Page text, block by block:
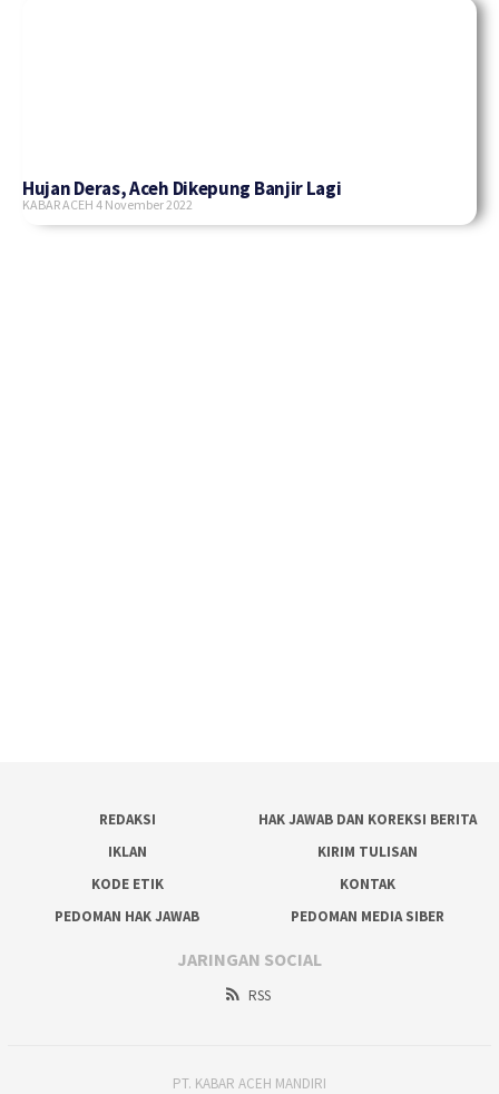
Hujan Deras, Aceh Dikepung Banjir Lagi
KABAR ACEH 4 November 2022
REDAKSI
HAK JAWAB DAN KOREKSI BERITA
IKLAN
KIRIM TULISAN
KODE ETIK
KONTAK
PEDOMAN HAK JAWAB
PEDOMAN MEDIA SIBER
JARINGAN SOCIAL
RSS
PT. KABAR ACEH MANDIRI